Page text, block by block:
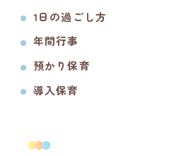
1日の過ごし方
年間行事
預かり保育
導入保育